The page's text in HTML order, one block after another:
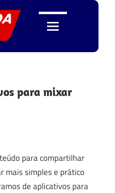
para mixar
para compartilhar
mais simples e prático
de aplicativos para